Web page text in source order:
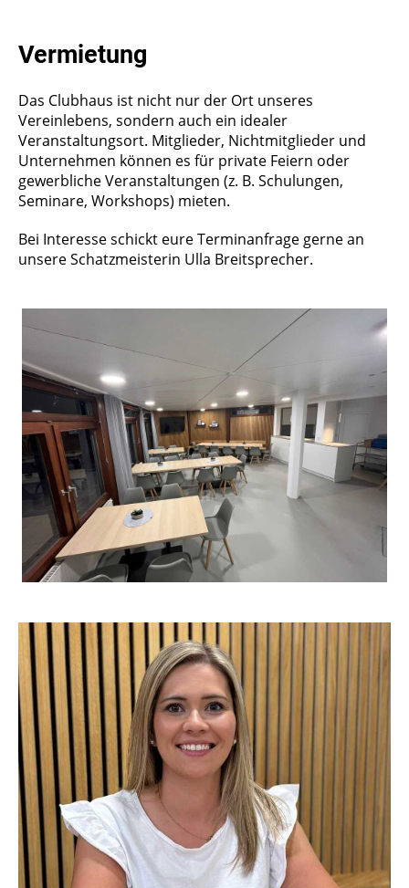
Vermietung
Das Clubhaus ist nicht nur der Ort unseres
Vereinlebens, sondern auch ein idealer
Veranstaltungsort. Mitglieder, Nichtmitglieder und
Unternehmen können es für private Feiern oder
gewerbliche Veranstaltungen (z. B. Schulungen,
Seminare, Workshops) mieten.
Bei Interesse schickt eure Terminanfrage gerne an
unsere Schatzmeisterin Ulla Breitsprecher.